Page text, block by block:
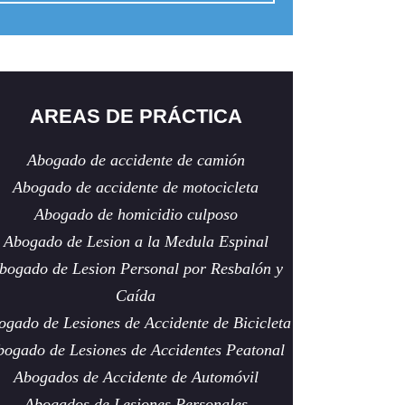
AREAS DE PRÁCTICA
Abogado de accidente de camión
Abogado de accidente de motocicleta
Abogado de homicidio culposo
Abogado de Lesion a la Medula Espinal
de Lesion Personal por Resbalón y
Caída
de Lesiones de Accidente de Bicicleta
de Lesiones de Accidentes Peatonal
Abogados de Accidente de Automóvil